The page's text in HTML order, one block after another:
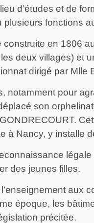
d’études et de
fonctions
construite en 1806
deux villages) et
dirigé par Mlle
notamment pour
son
à Nancy, y installe
des jeunes filles.
aux
époque, les
précitée.